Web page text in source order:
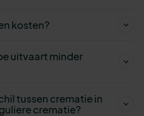
kosten?
uitvaart minder
tussen crematie in
crematie?